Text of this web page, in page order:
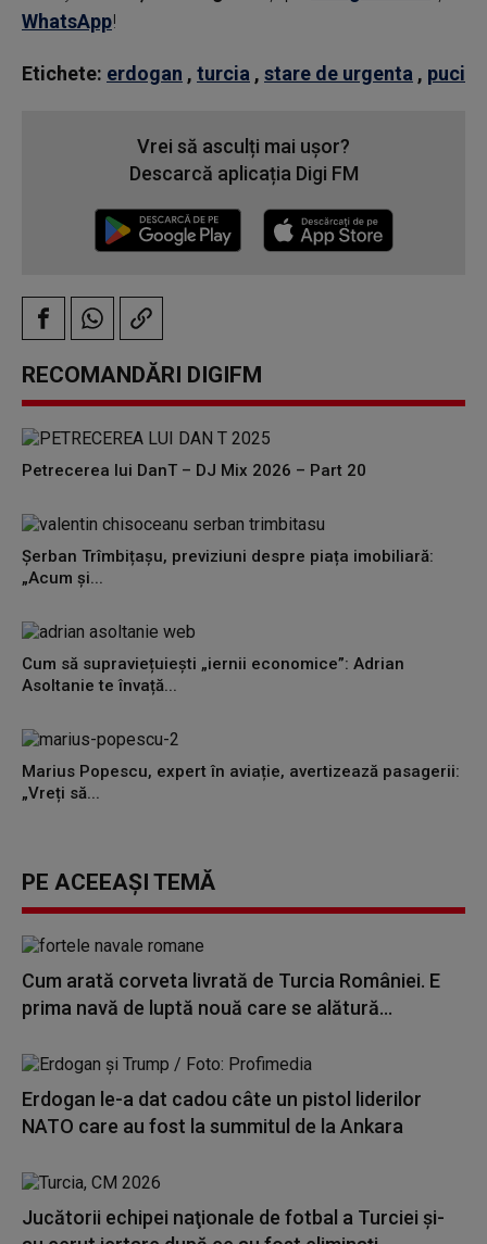
WhatsApp!
Etichete: erdogan , turcia , stare de urgenta , puci
Vrei să asculți mai ușor?
Descarcă aplicația Digi FM
RECOMANDĂRI DIGIFM
Petrecerea lui DanT – DJ Mix 2026 – Part 20
Șerban Trîmbițașu, previziuni despre piața imobiliară:
„Acum și...
Cum să supraviețuiești „iernii economice”: Adrian
Asoltanie te învață...
Marius Popescu, expert în aviație, avertizează pasagerii:
„Vreți să...
PE ACEEAȘI TEMĂ
Cum arată corveta livrată de Turcia României. E
prima navă de luptă nouă care se alătură...
Erdogan le-a dat cadou câte un pistol liderilor
NATO care au fost la summitul de la Ankara
Jucătorii echipei naţionale de fotbal a Turciei și-